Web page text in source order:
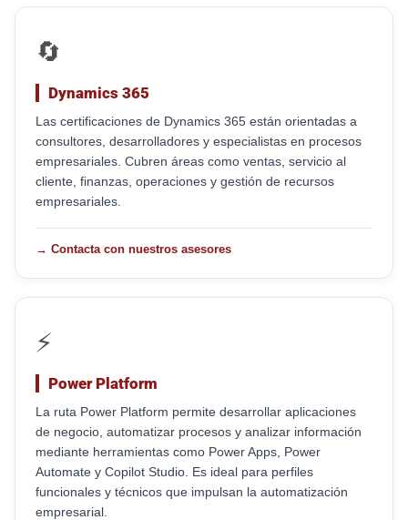
🔄
Dynamics 365
Las certificaciones de Dynamics 365 están orientadas a
consultores, desarrolladores y especialistas en procesos
empresariales. Cubren áreas como ventas, servicio al
cliente, finanzas, operaciones y gestión de recursos
empresariales.
→ Contacta con nuestros asesores
⚡
Power Platform
La ruta Power Platform permite desarrollar aplicaciones
de negocio, automatizar procesos y analizar información
mediante herramientas como Power Apps, Power
Automate y Copilot Studio. Es ideal para perfiles
funcionales y técnicos que impulsan la automatización
empresarial.